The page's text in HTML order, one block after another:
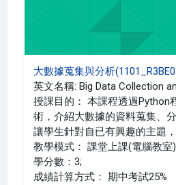
大數據蒐集與分析
英文名稱: Big Data Collection
授課目的： 本課程透過Python
術，介紹大數據的資料蒐集、
讓學生針對自已有興趣的主題
教學模式： 課堂上課(電腦教室
學分數：3;
成績計算方式： 期中考試25%